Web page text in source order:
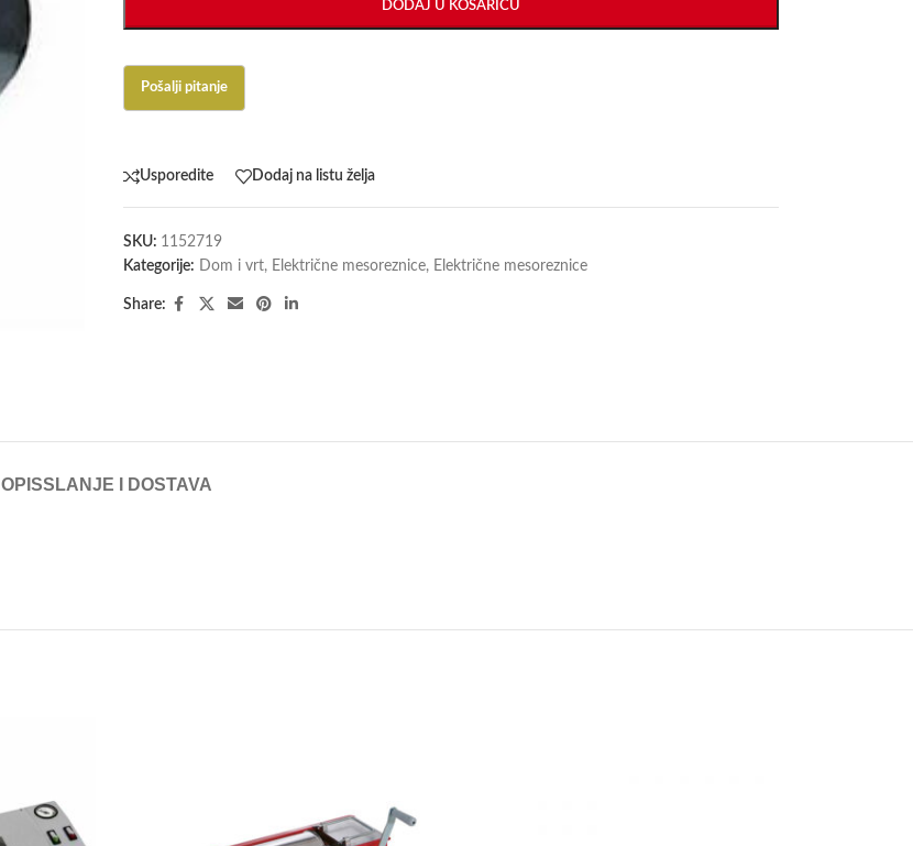
DODAJ U KOŠARICU
Usporedite Dodaj na listu želja
SKU: 1152719
Kategorije: Dom i vrt, Električne mesoreznice, Električne mesoreznice
Share:
OPISSLANJE I DOSTAVA